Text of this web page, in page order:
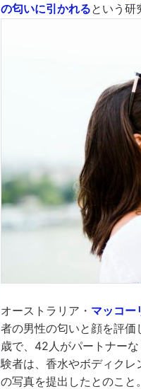
の匂いに引かれるという研
オーストラリア・ マッコー
者の男性の匂いと顔を評
歳で、42人がパートナー
験者は、香水やボディク
の写真を提出したとのこと。